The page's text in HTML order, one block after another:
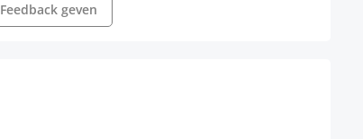
Feedback geven